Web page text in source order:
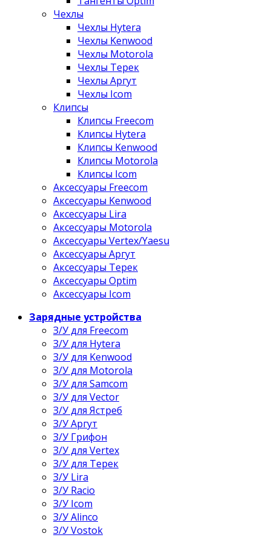
Чехлы
Чехлы Hytera
Чехлы Kenwood
Чехлы Motorola
Чехлы Терек
Чехлы Аргут
Чехлы Icom
Клипсы
Клипсы Freecom
Клипсы Hytera
Клипсы Kenwood
Клипсы Motorola
Клипсы Icom
Аксессуары Freecom
Аксессуары Kenwood
Аксессуары Lira
Аксессуары Motorola
Аксессуары Vertex/Yaesu
Аксессуары Аргут
Аксессуары Терек
Аксессуары Optim
Аксессуары Icom
Зарядные устройства
З/У для Freecom
З/У для Hytera
З/У для Kenwood
З/У для Motorola
З/У для Samcom
З/У для Vector
З/У для Ястреб
З/У Аргут
З/У Грифон
З/У для Vertex
З/У для Терек
З/У Lira
З/У Racio
З/У Icom
З/У Alinco
З/У Vostok